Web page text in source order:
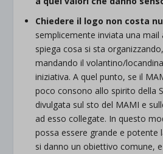
Chiedere il logo non costa
semplicemente inviata una mail
spiega cosa si sta
mandando il volantino/
iniziativa. A quel punto, se il
poco consono allo spirito della
divulgata sul sto del MAMI e
ad esso collegate. In questo
possa essere grande e potente
si danno un obiettivo comune,